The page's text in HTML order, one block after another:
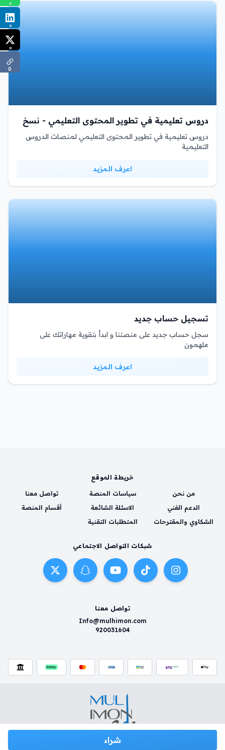
دروس تعليمية في تطوير المحتوى التعليمي - نسخ
دروس تعليمية في تطوير المحتوى التعليمي لمنصات الدروس
التعليمية
اعرف المزيد
تسجيل حساب جديد
سجل حساب جديد على منصتنا و ابدأ بتقوية مهاراتك على
ملهمون
اعرف المزيد
شراء
خريطة الموقع
من نحن سياسات المنصة
تواصل معنا
الدعم الفني
الاسئلة الشائعة
أقسام المنصة
الشكاوي والمقترحات
المتطلبات التقنية
شبكات التواصل الاجتماعي
تواصل معنا
Info@mulhimon.com
920031604
0
0
0
0